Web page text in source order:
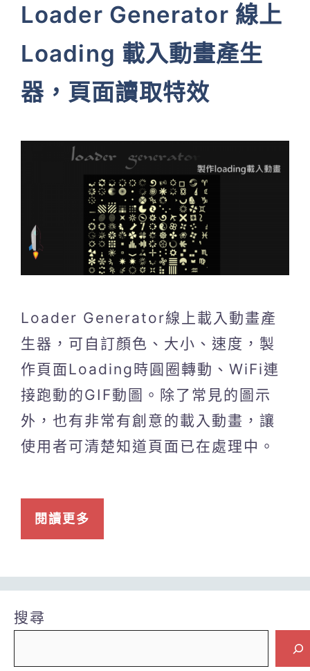
Loader Generator 線上
Loading 載入動畫產生
器，頁面讀取特效
Loader Generator線上載入動畫產
生器，可自訂顏色、大小、速度，製
作頁面Loading時圓圈轉動、WiFi連
接跑動的GIF動圖。除了常見的圖示
外，也有非常有創意的載入動畫，讓
使用者可清楚知道頁面已在處理中。
閱讀更多
搜尋